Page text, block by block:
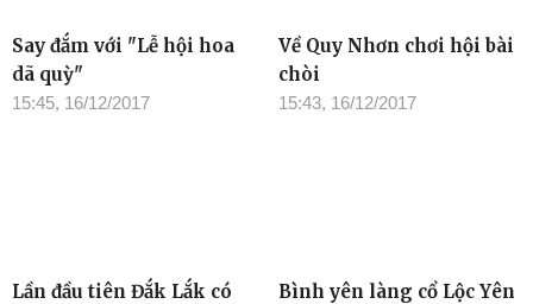
Say đắm với "Lễ hội hoa
dã quỳ"
15:45, 16/12/2017
Về Quy Nhơn chơi hội bài
chòi
15:43, 16/12/2017
Lần đầu tiên Đắk Lắk có
Bình yên làng cổ Lộc Yên